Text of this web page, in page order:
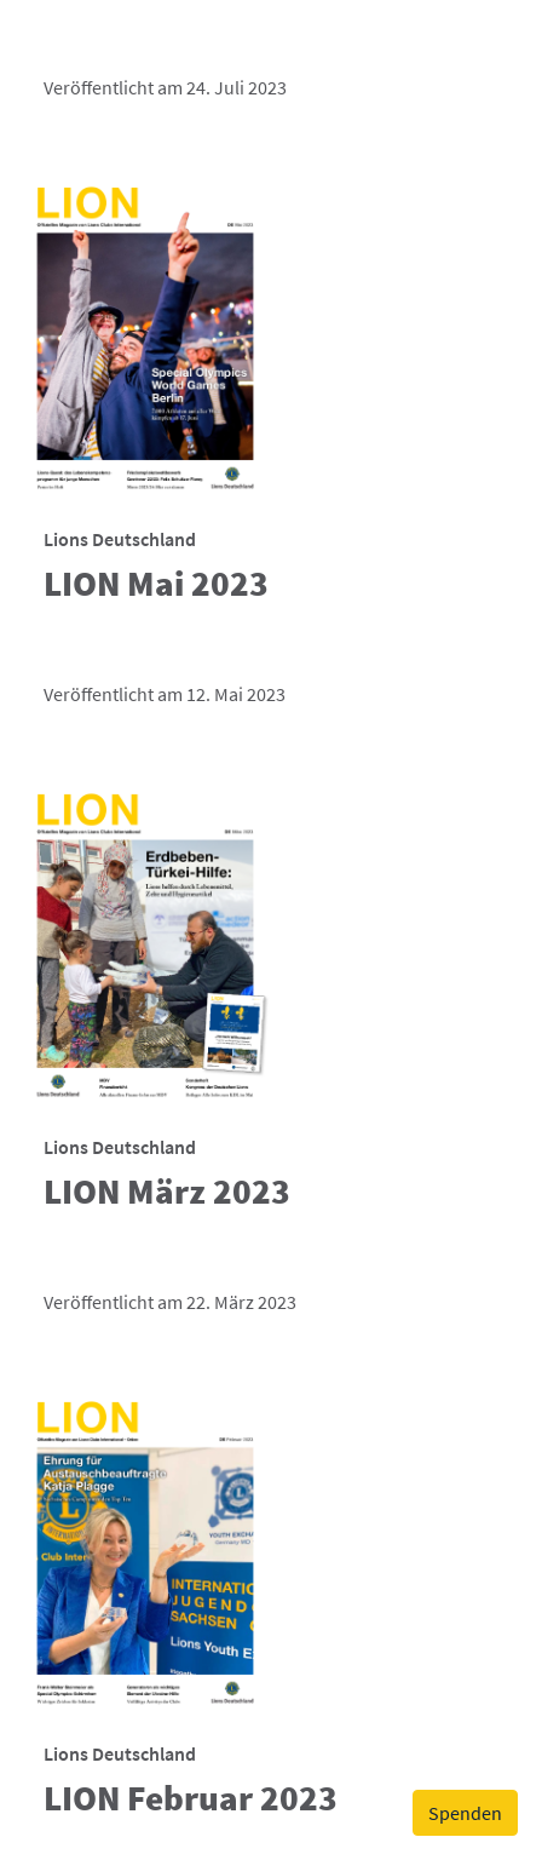
Spenden
Veröffentlicht am 24. Juli 2023
Lions Deutschland
LION Mai 2023
Veröffentlicht am 12. Mai 2023
Lions Deutschland
LION März 2023
Veröffentlicht am 22. März 2023
Lions Deutschland
LION Februar 2023